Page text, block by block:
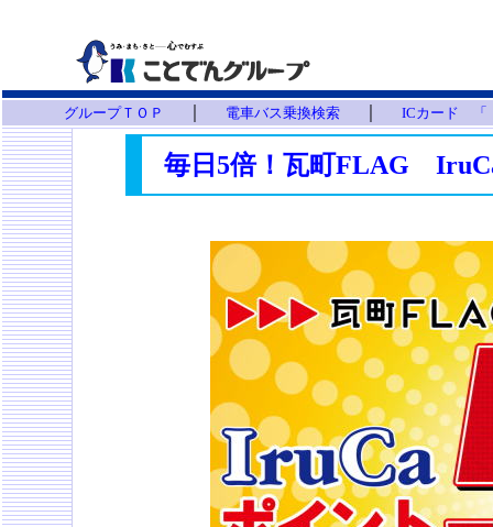
グループＴＯＰ 電車バス乗換検索 ICカード 「
毎日5倍！瓦町FLAG